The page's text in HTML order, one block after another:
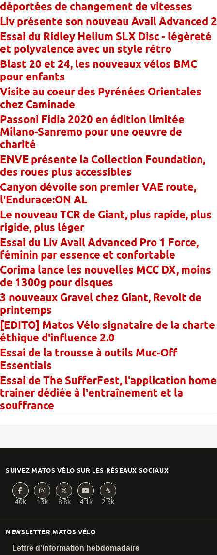
déportées de changement de vitesses
Liv présente son nouveau Avail Advanced 2
Essai du Ridley Helium SLX Disc - légèreté
et polyvalence avec un style rétro
Blast 20 et 24, les nouveaux vélos BMC
pour enfants
Visite au coeur des Pyrénées Orientales
chez Caminade
Passoni Fidia 2020 en édition limitée
Milano-Sanremo pour une oeuvre de
charité
ENVE présente la Collection Foundation,
des roues plus accessibles
Canyon dévoile son premier VAE route,
l'Endurace:ON AL
Le nouveau TCR de Giant, plus rapide, plus
rigide, plus léger
Essai du Liv Avail Advanced Pro 1 Force,
féminin par essence et confortable
Corima lance les nouvelles MCC DX, moins
de 1300g pour disques
3 nouveaux Gravel chez Giant, Revolt de
printemps
[EDITO] Matos Vélo signataire de la charte
éthique d'influence 2.0
Essai de la trousse à outils Muc-Off
Essentials
Essai de The SufferFest, l'application home
trainer dédiée à l'entraînement et la
souffrance
NEWSLETTER MATOS VÉLO
Lettre d'information hebdomadaire
SUIVEZ MATOS VÉLO SUR LES RÉSEAUX SOCIAUX
40k 13k 8.8k 4.1k 2.6k